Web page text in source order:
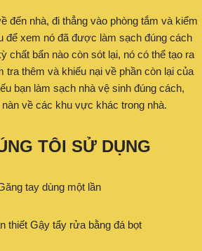
đến nhà, đi thẳng vào phòng tắm và kiểm
để xem nó đã được làm sạch đúng cách
chất bẩn nào còn sót lại, nó có thể tạo ra
tra thêm và khiếu nại về phần còn lại của
bạn làm sạch nhà vệ sinh đúng cách,
về các khu vực khác trong nhà.
TÔI SỬ DỤNG
tay dùng một lần
thiết Gậy tẩy rửa bằng đá bọt